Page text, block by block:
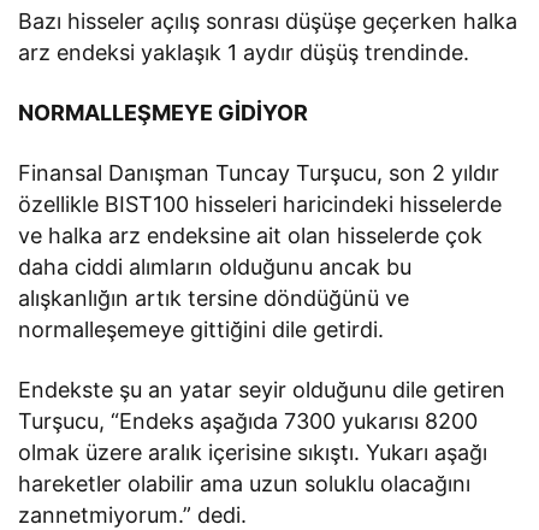
Bazı hisseler açılış sonrası düşüşe geçerken halka
arz endeksi yaklaşık 1 aydır düşüş trendinde.
NORMALLEŞMEYE GİDİYOR
Finansal Danışman Tuncay Turşucu, son 2 yıldır
özellikle BIST100 hisseleri haricindeki hisselerde
ve halka arz endeksine ait olan hisselerde çok
daha ciddi alımların olduğunu ancak bu
alışkanlığın artık tersine döndüğünü ve
normalleşemeye gittiğini dile getirdi.
Endekste şu an yatar seyir olduğunu dile getiren
Turşucu, “Endeks aşağıda 7300 yukarısı 8200
olmak üzere aralık içerisine sıkıştı. Yukarı aşağı
hareketler olabilir ama uzun soluklu olacağını
zannetmiyorum.” dedi.